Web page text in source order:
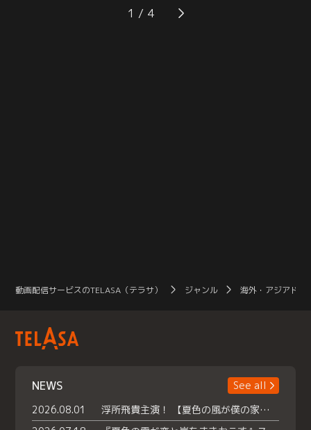
うちに、彼にも自我が生まれたこと
を確信。ハルは、ダノと一緒に過ご
い。一方、学校ではナムジュの誕生
日パーティーの話題で持ちきりだっ
1
動画配信サービスのTELASA（テラサ） ジャンル 海外・アジアドラ
NEWS
See all
2026.08.01
浮所飛貴主演！ 【夏色の風が僕の家にやってきた】 本日よりテラサで独占配信スタート！